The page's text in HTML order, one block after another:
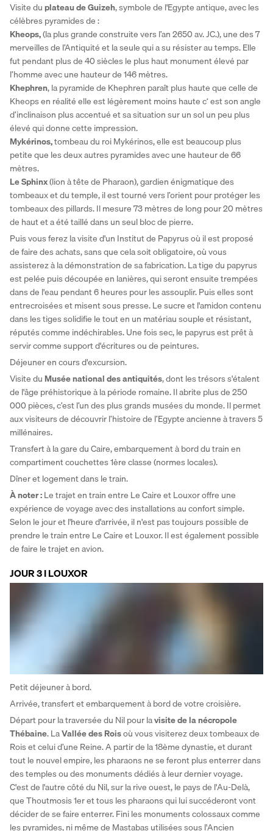
Visite du plateau de Guizeh, symbole de l'Egypte antique, avec les
célèbres pyramides de :
Kheops, (la plus grande construite vers l’an 2650 av. JC.), une des 7
merveilles de l’Antiquité et la seule qui a su résister au temps. Elle
fut pendant plus de 40 siècles le plus haut monument élevé par
l’homme avec une hauteur de 146 mètres.
Khephren, la pyramide de Khephren paraît plus haute que celle de
Kheops en réalité elle est légèrement moins haute c‘ est son angle
d’inclinaison plus accentué et sa situation sur un sol un peu plus
élevé qui donne cette impression.
Mykérinos, tombeau du roi Mykérinos, elle est beaucoup plus
petite que les deux autres pyramides avec une hauteur de 66
mètres.
Le Sphinx (lion à tête de Pharaon), gardien énigmatique des
tombeaux et du temple, il est tourné vers l’orient pour protéger les
tombeaux des pillards. Il mesure 73 mètres de long pour 20 mètres
de haut et a été taillé dans un seul bloc de pierre.
Puis vous ferez la visite d'un Institut de Papyrus où il est proposé
de faire des achats, sans que cela soit obligatoire, où vous
assisterez à la démonstration de sa fabrication. La tige du papyrus
est pelée puis découpée en lanières, qui seront ensuite trempées
dans de l'eau pendant 6 heures pour les assouplir. Puis elles sont
entrecroisées et misent sous presse. Le sucre et l'amidon contenu
dans les tiges solidifie le tout en un matériau souple et résistant,
réputés comme indéchirables. Une fois sec, le papyrus est prêt à
servir comme support d'écritures ou de peintures.
Déjeuner en cours d'excursion.
Visite du Musée national des antiquités, dont les trésors s'étalent
de l'âge préhistorique à la période romaine. Il abrite plus de 250
000 pièces, c’est l’un des plus grands musées du monde. Il permet
aux visiteurs de découvrir l’histoire de l’Egypte ancienne à travers 5
millénaires.
Transfert à la gare du Caire, embarquement à bord du train en
compartiment couchettes 1ère classe (normes locales).
Dîner et logement dans le train.
À noter : Le trajet en train entre Le Caire et Louxor offre une
expérience de voyage avec des installations au confort simple.
Selon le jour et l'heure d'arrivée, il n'est pas toujours possible de
prendre le train entre Le Caire et Louxor. Il est également possible
de faire le trajet en avion.
JOUR 3 I LOUXOR
Petit déjeuner à bord.
Arrivée, transfert et embarquement à bord de votre croisière.
Départ pour la traversée du Nil pour la visite de la nécropole
Thébaine. La Vallée des Rois où vous visiterez deux tombeaux de
Rois et celui d’une Reine. A partir de la 18ème dynastie, et durant
tout le nouvel empire, les pharaons ne se feront plus enterrer dans
des temples ou des monuments dédiés à leur dernier voyage.
C'est de l'autre côté du Nil, sur la rive ouest, le pays de l'Au-Delà,
que Thoutmosis 1er et tous les pharaons qui lui succéderont vont
décider de se faire enterrer. Fini les monuments colossaux comme
les pyramides, ni même de Mastabas utilisées sous l'Ancien